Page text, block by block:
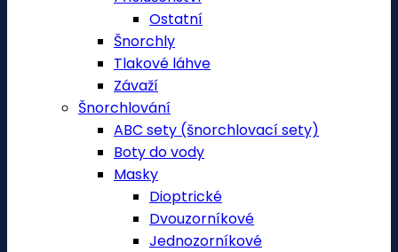
Ostatní
Šnorchly
Tlakové láhve
Závaží
Šnorchlování
ABC sety (šnorchlovací sety)
Boty do vody
Masky
Dioptrické
Dvouzorníkové
Jednozorníkové